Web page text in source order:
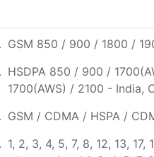
GSM 850 / 900 / 1800 /
HSDPA 850 / 900 /
1700(AWS) / 2100 - India,
GSM / CDMA / HSPA /
1, 2, 3, 4, 5, 7, 8, 12, 13,